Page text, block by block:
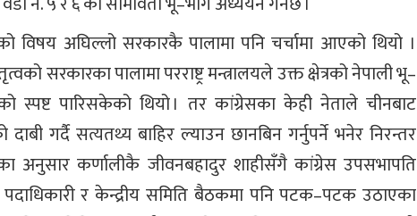
विषय अघिल्लो सरकारकै पालामा पनि चर्चामा आएको थियो ।
सरकारका पालामा परराष्ट्र मन्त्रालयले उक्त क्षेत्रको नेपाली भू–
स्पष्ट पारिसकेको थियो । तर कांग्रेसका केही नेताले चीनबाट
गर्दै सत्यतथ्य बाहिर ल्याउन छानबिन गर्नुपर्ने भनेर निरन्तर
अनुसार कर्णालीकै जीवनबहादुर शाहीसँगै कांग्रेस उपसभापति
र केन्द्रीय समिति बैठकमा पनि पटक–पटक उठाएका